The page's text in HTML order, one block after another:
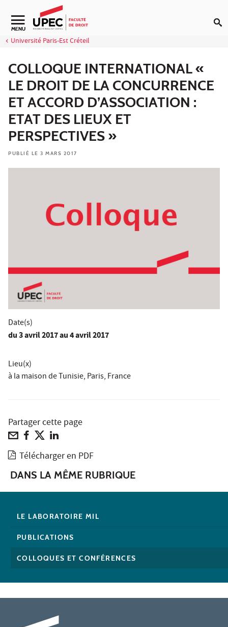
Aller au contenu
Navigation secondaire
MENU
Université Paris-Est Créteil
COLLOQUE INTERNATIONAL «
LE DROIT DE LA CONCURRENCE
ET ACCORD D’ASSOCIATION :
ETAT DES LIEUX ET
PERSPECTIVES »
PUBLIÉ LE 3 MARS 2017
Date(s)
du3 avril 2017au 4 avril 2017
Lieu(x)
à la maison de Tunisie, Paris, France
Partager cette page
Télécharger en PDF
DANS LA MÊME RUBRIQUE
LE LABORATOIRE MIL
PUBLICATIONS
COLLOQUES ET CONFÉRENCES